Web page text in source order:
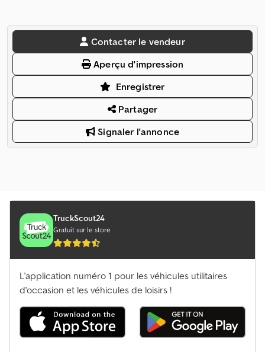
Contacter le vendeur
Aperçu d'impression
Enregistrer
Partager
Signaler l'annonce
TruckScout24
Gratuit sur le store
L'application numéro 1 pour les véhicules utilitaires
d'occasion et les véhicules de loisirs !